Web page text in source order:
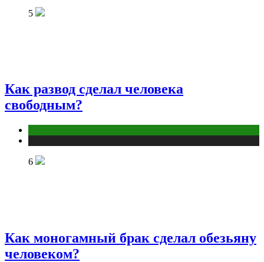
5
Как развод сделал человека
свободным?
6
Как моногамный брак сделал обезьяну
человеком?